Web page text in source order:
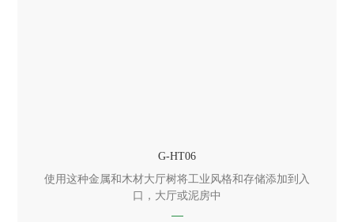
G-HT06
使用这种金属和木材大厅树将工业风格和存储添加到入
口，大厅或泥房中